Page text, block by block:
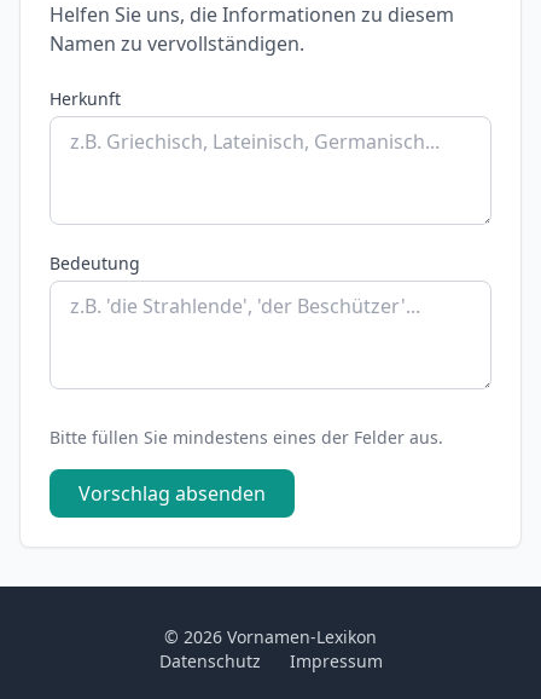
Helfen Sie uns, die Informationen zu diesem
Namen zu vervollständigen.
Herkunft
Bedeutung
Bitte füllen Sie mindestens eines der Felder aus.
Vorschlag absenden
© 2026 Vornamen-Lexikon
Datenschutz
Impressum